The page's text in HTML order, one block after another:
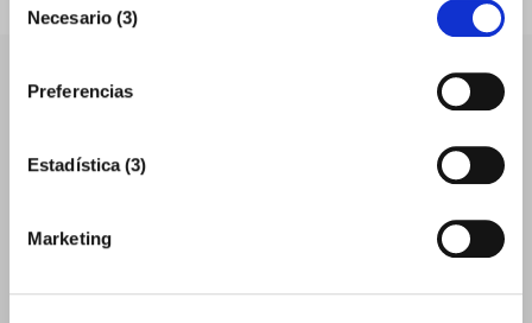
Necesario (3)
Preferencias
Estadística (3)
Marketing